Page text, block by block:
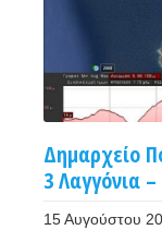
Δημαρχείο
3 Λαγγόνια
15 Αυγούστου